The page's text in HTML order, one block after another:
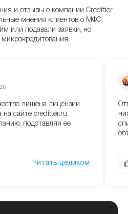
и отзывы о компании Creditter
мнения клиентов о МФО,
или подавали заявки, но
лишена лицензии
на сайте creditter.ru
подставляя ее
Читать целиком